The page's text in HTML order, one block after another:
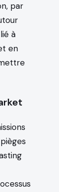
par
à
en